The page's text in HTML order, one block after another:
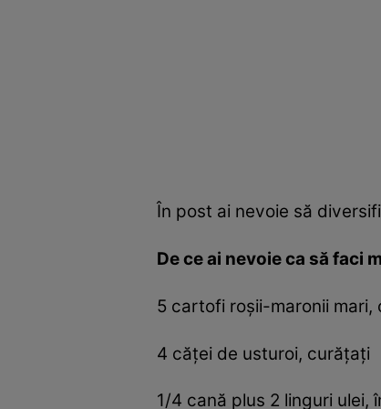
În post ai nevoie să
De ce ai nevoie ca să faci
5 cartofi roşii-maronii
4 căţei de usturoi, curăţaţi
1/4 cană plus 2 linguri ulei,